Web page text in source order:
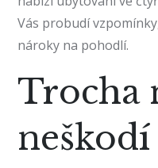
Vás probudí
nároky na pohodlí.
Trocha
neškodí